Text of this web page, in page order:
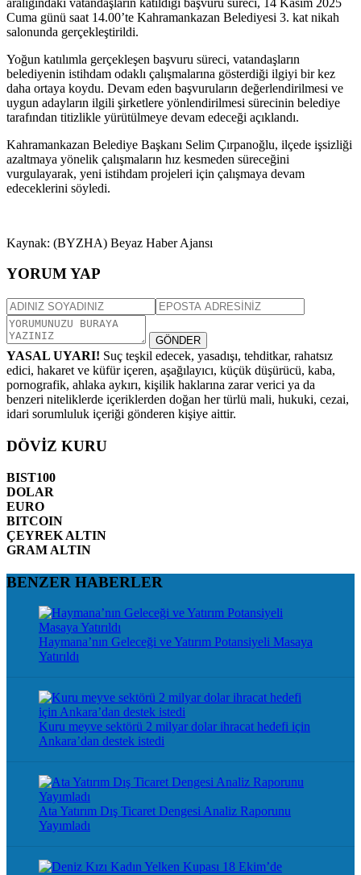
Cuma günü saat 14.00’te Kahramankazan Belediyesi 3. kat nikah
salonunda gerçekleştirildi.
Yoğun katılımla gerçekleşen başvuru süreci, vatandaşların
belediyenin istihdam odaklı çalışmalarına gösterdiği ilgiyi bir kez
daha ortaya koydu. Devam eden başvuruların değerlendirilmesi ve
uygun adayların ilgili şirketlere yönlendirilmesi sürecinin belediye
tarafından titizlikle yürütülmeye devam edeceği açıklandı.
Kahramankazan Belediye Başkanı Selim Çırpanoğlu, ilçede işsizliği
azaltmaya yönelik çalışmaların hız kesmeden süreceğini
vurgulayarak, yeni istihdam projeleri için çalışmaya devam
edeceklerini söyledi.
Kaynak: (BYZHA) Beyaz Haber Ajansı
YORUM YAP
GÖNDER
YASAL UYARI! Suç teşkil edecek, yasadışı, tehditkar, rahatsız
edici, hakaret ve küfür içeren, aşağılayıcı, küçük düşürücü, kaba,
pornografik, ahlaka aykırı, kişilik haklarına zarar verici ya da
benzeri niteliklerde içeriklerden doğan her türlü mali, hukuki, cezai,
idari sorumluluk içeriği gönderen kişiye aittir.
DÖVİZ KURU
BIST100
DOLAR
EURO
BITCOIN
ÇEYREK ALTIN
GRAM ALTIN
BENZER HABERLER
Haymana’nın Geleceği ve Yatırım Potansiyeli Masaya
Yatırıldı
Kuru meyve sektörü 2 milyar dolar ihracat hedefi için
Ankara’dan destek istedi
Ata Yatırım Dış Ticaret Dengesi Analiz Raporunu
Yayımladı